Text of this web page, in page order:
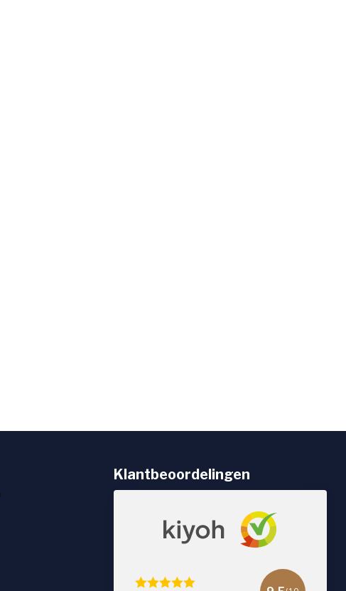
Klantbeoordelingen